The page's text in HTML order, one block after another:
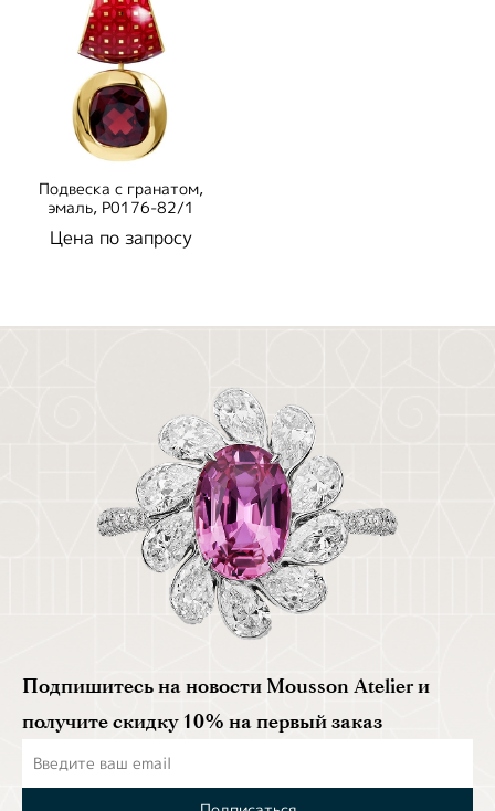
Подвеска с гранатом,
эмаль, P0176-82/1
Цена по запросу
Подпишитесь на новости Mousson Atelier и
получите скидку 10% на первый заказ